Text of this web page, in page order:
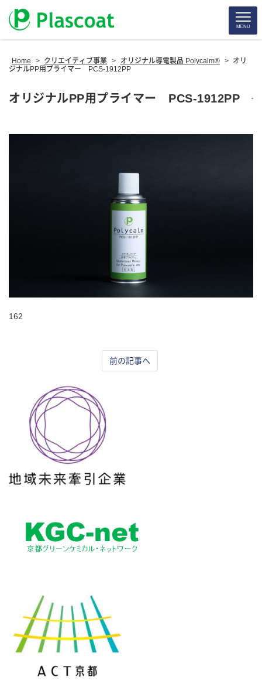
MENU
Home > クリエイティブ事業 > オリジナル導電製品 Polycalm® > オリ
ジナルPP用プライマー PCS-1912PP
オリジナルPP用プライマー PCS-1912PP
162
前の記事へ